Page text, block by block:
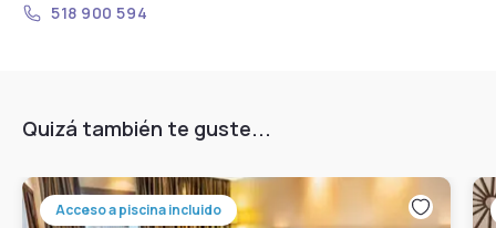
518 900 594
Quizá también te guste...
Acceso a piscina incluido